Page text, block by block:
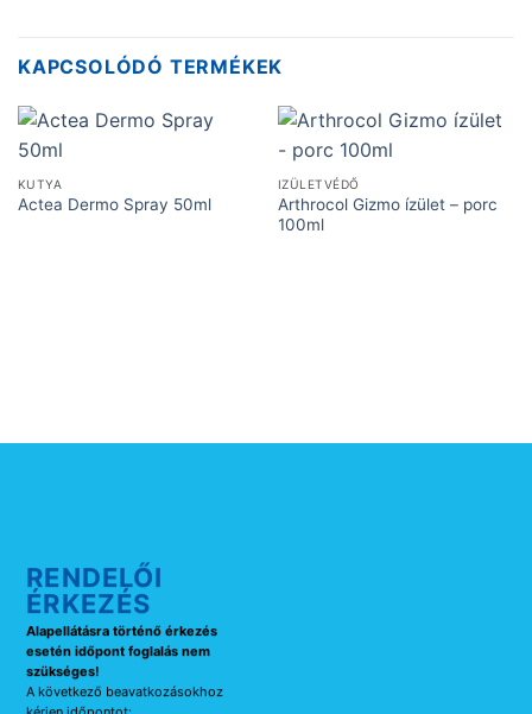
KAPCSOLÓDÓ TERMÉKEK
KUTYA
Actea Dermo Spray 50ml
IZÜLETVÉDŐ
Arthrocol Gizmo ízület – porc
100ml
RENDELŐI
ÉRKEZÉS
Alapellátásra történő érkezés
esetén időpont foglalás nem
szükséges!
A következő beavatkozásokhoz